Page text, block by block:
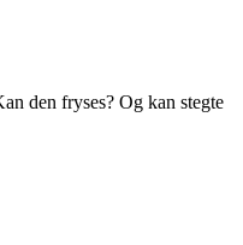
den fryses? Og kan stegte